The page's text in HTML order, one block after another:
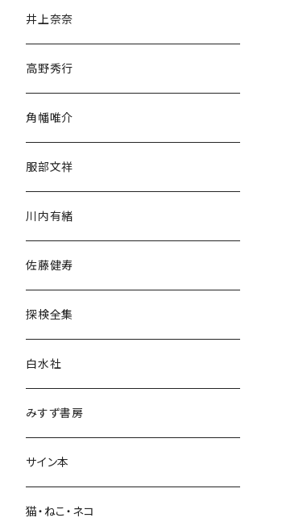
文学・小説・物語
随筆・ノンフィクション・その他
民族・風習
言語・ことば
井上奈奈
高野秀行
角幡唯介
服部文祥
川内有緒
佐藤健寿
探検全集
白水社
みすず書房
サイン本
猫・ねこ・ネコ